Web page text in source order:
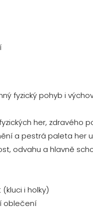
fyzický pohyb i
her, zdravého
a pestrá paleta her u
odvahu a hlavně
i holky)
oblečení